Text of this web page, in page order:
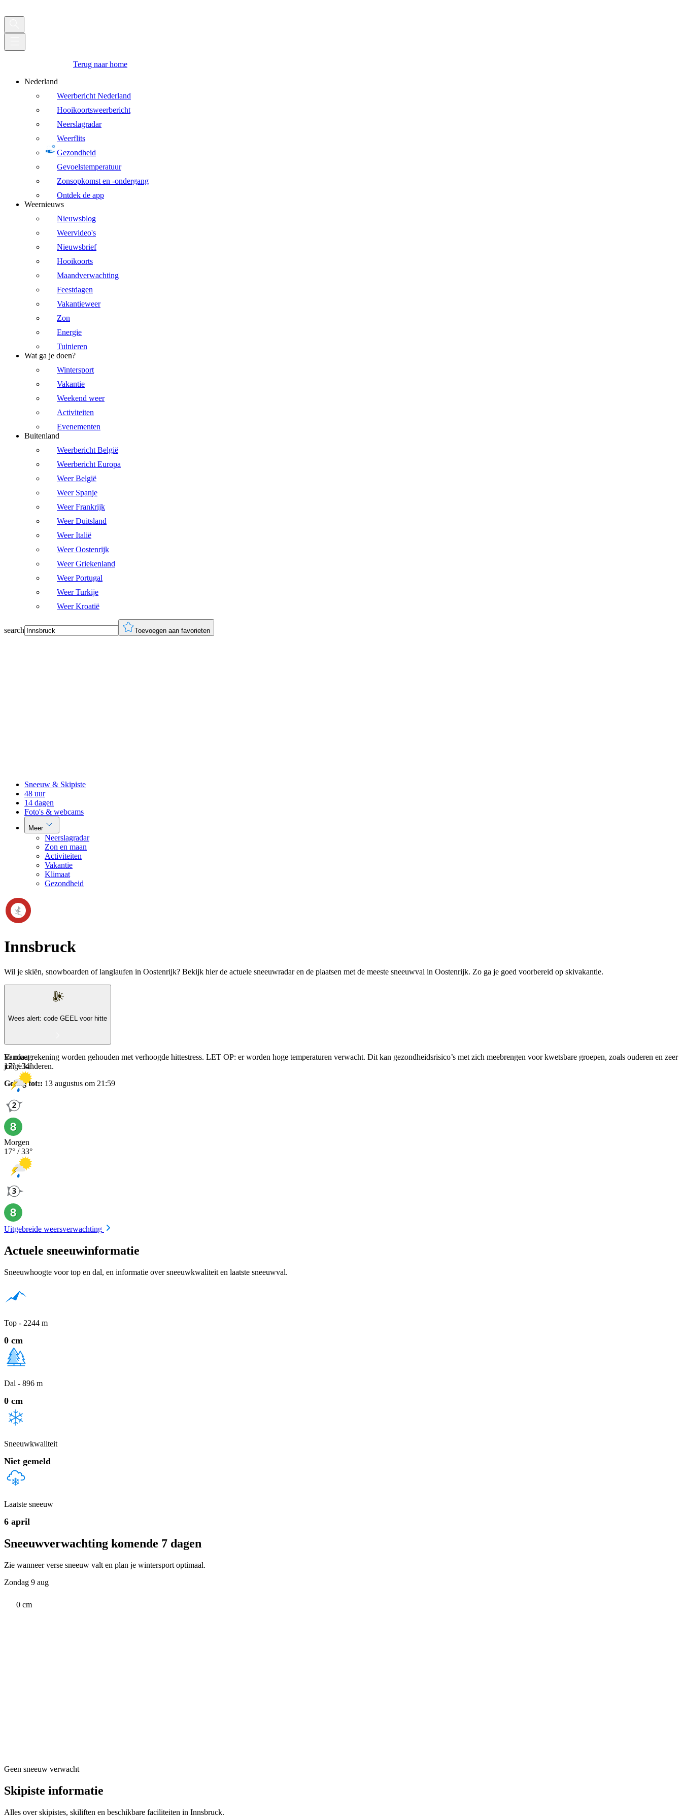
Terug naar home
Nederland
Weerbericht Nederland
Hooikoortsweerbericht
Neerslagradar
Weerflits
Gezondheid
Gevoelstemperatuur
Zonsopkomst en -ondergang
Ontdek de app
Weernieuws
Nieuwsblog
Weervideo's
Nieuwsbrief
Hooikoorts
Maandverwachting
Feestdagen
Vakantieweer
Zon
Energie
Tuinieren
Wat ga je doen?
Wintersport
Vakantie
Weekend weer
Activiteiten
Evenementen
Buitenland
Weerbericht België
Weerbericht Europa
Weer België
Weer Spanje
Weer Frankrijk
Weer Duitsland
Weer Italië
Weer Oostenrijk
Weer Griekenland
Weer Portugal
Weer Turkije
Weer Kroatië
search Toevoegen aan favorieten
Sneeuw & Skipiste
48 uur
14 dagen
Foto's & webcams
Meer
Neerslagradar
Zon en maan
Activiteiten
Vakantie
Klimaat
Gezondheid
Innsbruck
Wil je skiën, snowboarden of langlaufen in Oostenrijk? Bekijk hier de actuele sneeuwradar en de plaatsen met de meeste sneeuwval in Oostenrijk. Zo ga je goed voorbereid op skivakantie.
Wees alert: code GEEL voor hitte
Er moet rekening worden gehouden met verhoogde hittestress. LET OP: er worden hoge temperaturen verwacht. Dit kan gezondheidsrisico’s met zich meebrengen voor kwetsbare groepen, zoals ouderen en zeer
jonge kinderen.
Geldig tot:: 13 augustus om 21:59
Vandaag
17° /34°
Morgen
17° /33°
Uitgebreide weersverwachting
Actuele sneeuwinformatie
Sneeuwhoogte voor top en dal, en informatie over sneeuwkwaliteit en laatste sneeuwval.
Top - 2244 m
0 cm
Dal - 896 m
0 cm
Sneeuwkwaliteit
Niet gemeld
Laatste sneeuw
6 april
Sneeuwverwachting komende 7 dagen
Zie wanneer verse sneeuw valt en plan je wintersport optimaal.
Zondag 9 aug
0 cm
Geen sneeuw verwacht
Skipiste informatie
Alles over skipistes, skiliften en beschikbare faciliteiten in Innsbruck.